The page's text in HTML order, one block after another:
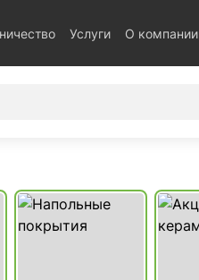
Услуги О компании